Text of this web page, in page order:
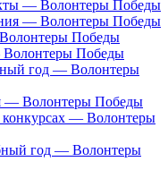
— Волонтеры Победы
— Волонтеры Победы
Победы
Победы
год — Волонтеры
— Волонтеры Победы
— Волонтеры
год — Волонтеры